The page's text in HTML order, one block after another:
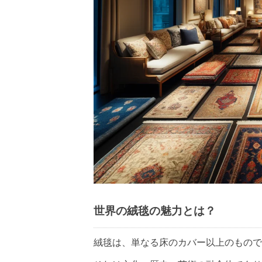
世界の絨毯の魅力とは？
絨毯は、単なる床のカバー以上のもの